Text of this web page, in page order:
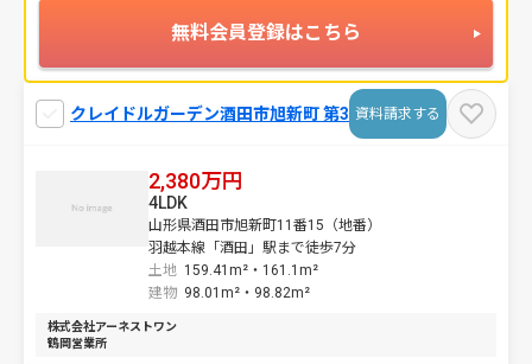
クレイドルガーデン酒田市旭新町 第3 資料請求する
2,380万円
山形県酒田市旭新町11番15（地番）
羽越本線「酒田」駅まで徒歩7分
土地 159.41m²・ 161.1m²
4LDK
建物 98.01m²・ 98.82m²
株式会社アーネストワン
鶴岡営業所
無料会員登録はこちら